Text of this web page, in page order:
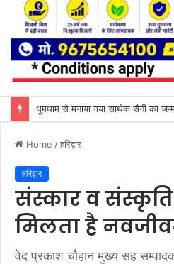
डाक कांवड़ यात्रा में उमड़ा आस्था का
Home /हरिद्वार
हरिद्वार
संस्कार व
मिलता है
वेद प्रकाश चौहान मुख्य सह